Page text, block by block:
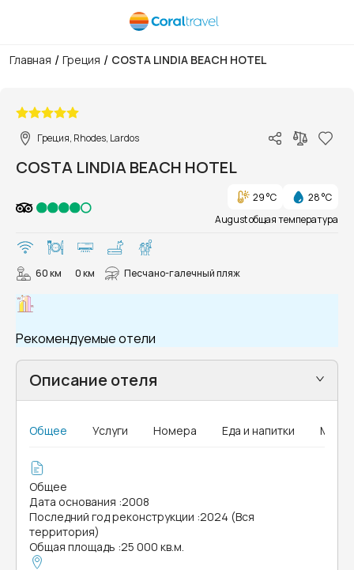
Главная / Греция / COSTA LINDIA BEACH HOTEL
Греция, Rhodes, Lardos
COSTA LINDIA BEACH HOTEL
29 °C
28 °C
August общая температура
60 км 0 км Песчано-галечный пляж
Рекомендуемые отели
Описание отеля
Общее Услуги Номера Еда и напитки MICE
Общее
Дата основания :2008
Последний год реконструкции :2024 (Вся
территория)
Общая площадь :25 000 кв.м.